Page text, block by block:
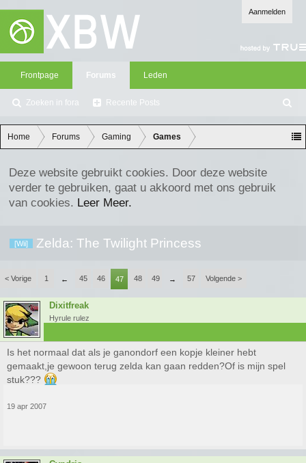
Aanmelden
Frontpage Forums
Zoeken in fora Recente Posts
Leden
oe
ke
n
Home Forums Gaming Games
Deze website gebruikt cookies. Door deze website
verder te gebruiken, gaat u akkoord met ons gebruik
van cookies. Leer Meer.
[Wii] Zelda: The Twilight Princess
< Vorige 1 ← 45 46 47 48 49 → 57 Volgende >
Dixitfreak
Hyrule rulez
Is het normaal dat als je ganondorf een kopje kleiner hebt
gemaakt,je gewoon terug zelda kan gaan redden?Of is mijn spel
stuk???
19 apr 2007